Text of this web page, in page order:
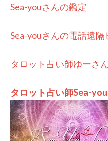
Sea-youさんの鑑定
Sea-youさんの電話遠
タロット占い師ゆーさ
タロット占い師Sea-